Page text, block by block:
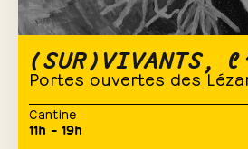
(SUR)VIVANTS,
Portes ouvertes des
Cantine
11h – 19h